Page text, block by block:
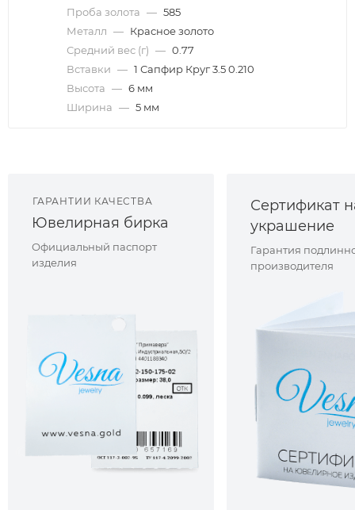
Проба золота — 585
Металл — Красное золото
Средний вес (г) — 0.77
Вставки — 1 Сапфир Круг 3.5 0.210
Высота — 6 мм
Ширина — 5 мм
ГАРАНТИИ КАЧЕСТВА
Ювелирная бирка
Официальный паспорт
изделия
Сертификат
украшение
Гарантия
производителя